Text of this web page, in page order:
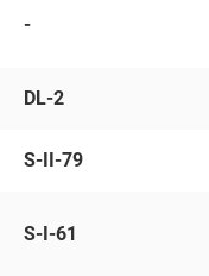
-
DL-2
S-II-79
S-I-61